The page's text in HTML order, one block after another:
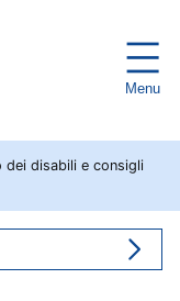
Menu
dei disabili e consigli